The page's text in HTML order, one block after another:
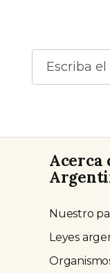
Acerca
Nuestro
Leyes